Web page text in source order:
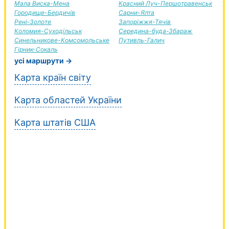
Мала Виска-Мена
Городище-Бердичів
Рені-Золоте
Коломия-Суходільськ
Синельникове-Комсомольське
Гірник-Сокаль
Красний Луч-Першотравенськ
Сарни-Ялта
Запоріжжя-Тячів
Середина-буда-Збараж
Путивль-Галич
усі маршрути →
Карта країн світу
Карта областей України
Карта штатів США